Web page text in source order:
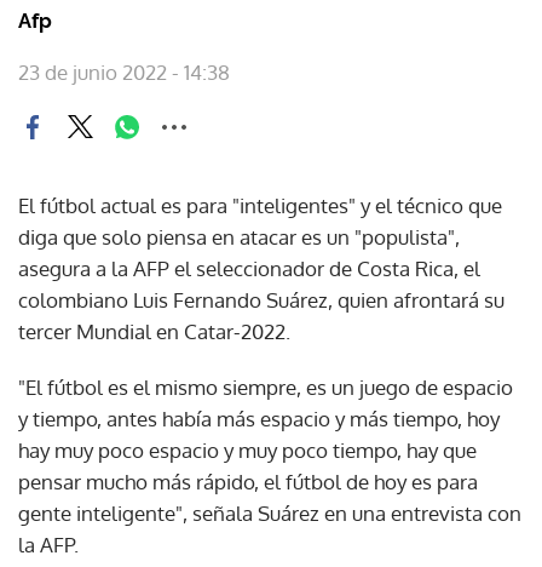
Afp
23 de junio 2022 - 14:38
El fútbol actual es para "inteligentes" y el técnico que
diga que solo piensa en atacar es un "populista",
asegura a la AFP el seleccionador de Costa Rica, el
colombiano Luis Fernando Suárez, quien afrontará su
tercer Mundial en Catar-2022.
"El fútbol es el mismo siempre, es un juego de espacio
y tiempo, antes había más espacio y más tiempo, hoy
hay muy poco espacio y muy poco tiempo, hay que
pensar mucho más rápido, el fútbol de hoy es para
gente inteligente", señala Suárez en una entrevista con
la AFP.